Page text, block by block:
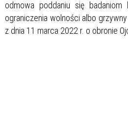
odmowa poddaniu się badaniom
ograniczenia wolności albo
z dnia 11 marca 2022 r. o obronie